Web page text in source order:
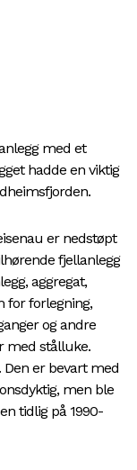
med et
hadde en viktig
er nedstøpt
fjellanlegg
aggregat,
for forlegning,
og andre
med stålluke.
er bevart med
men ble
tidlig på 1990-